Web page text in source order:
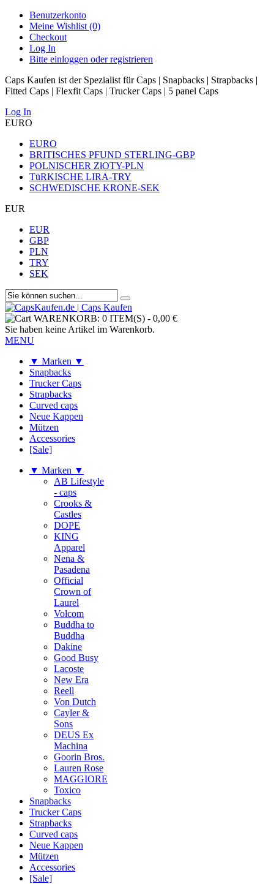
Benutzerkonto
Meine Wishlist (0)
Checkout
Log In
Bitte einloggen oder registrieren
Caps Kaufen ist der Spezialist für Caps | Snapbacks | Strapbacks |
Fitted Caps | Flexfit Caps | Trucker Caps | 5 panel Caps
Log In
EURO
EURO
BRITISCHES PFUND STERLING-GBP
POLNISCHER ZłOTY-PLN
TüRKISCHE LIRA-TRY
SCHWEDISCHE KRONE-SEK
EUR
EUR
GBP
PLN
TRY
SEK
WARENKORB: 0 ITEM(S) - 0,00 €
Sie haben keine Artikel im Warenkorb.
MENU
▼ Marken ▼
Snapbacks
Trucker Caps
Strapbacks
Curved caps
Neue Kappen
Mützen
Accessories
[Sale]
▼ Marken ▼
AB Lifestyle
- caps
Crooks &
Castles
DOPE
KING
Apparel
Nena &
Pasadena
Official
Crown of
Laurel
Volcom
Buddha to
Buddha
Dakine
Good Busy
Lacoste
New Era
Reell
Von Dutch
Cayler &
Sons
DEUS Ex
Machina
Goorin Bros.
Lauren Rose
MAGGIORE
Toxico
Snapbacks
Trucker Caps
Strapbacks
Curved caps
Neue Kappen
Mützen
Accessories
[Sale]